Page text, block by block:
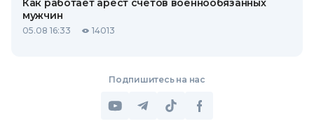
Как работает арест счетов военнообязанных
мужчин
05.08 16:33 14013
Подпишитесь на нас